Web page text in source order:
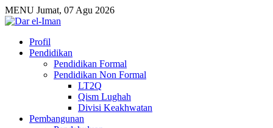
MENU Jumat, 07 Agu 2026
Profil
Pendidikan
Pendidikan Formal
Pendidikan Non Formal
LT2Q
Qism Lughah
Divisi Keakhwatan
Pembangunan